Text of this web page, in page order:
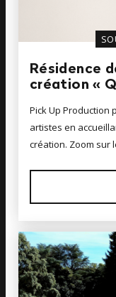
Résidence
création «
Pick Up Production
artistes en
création. Zoom sur